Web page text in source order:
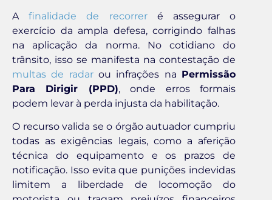
Afinalidade de recorreré assegurar o
exercício da ampla defesa, corrigindo falhas
na aplicação da norma. No cotidiano do
trânsito, isso se manifesta na contestação de
multas de radarou infrações na Permissão
Para Dirigir (PPD), onde erros formais
podem levar à perda injusta da habilitação.
O recurso valida se o órgão autuador cumpriu
todas as exigências legais, como a aferição
técnica do equipamento e os prazos de
notificação. Isso evita que punições indevidas
limitem a liberdade de locomoção do